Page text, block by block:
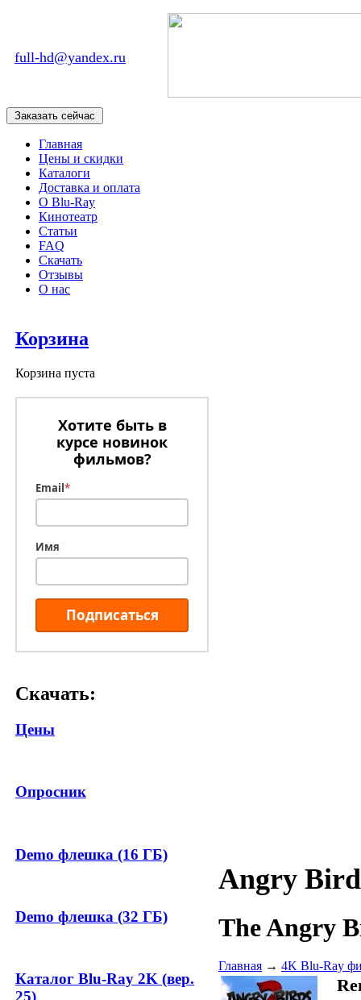
full-hd@yandex.ru
Главная
Цены и скидки
Каталоги
Доставка и оплата
О Blu-Ray
Кинотеатр
Статьи
FAQ
Скачать
Отзывы
О нас
Корзина
Корзина пуста
Хотите быть в
курсе новинок
фильмов?
Email*
Имя
Подписаться
Скачать:
Цены
Опросник
Demo флешка (16 ГБ)
Demo флешка (32 ГБ)
Каталог Blu-Ray 2K (вер.
Angry
The Angry
Главная → 4K Blu-Ray